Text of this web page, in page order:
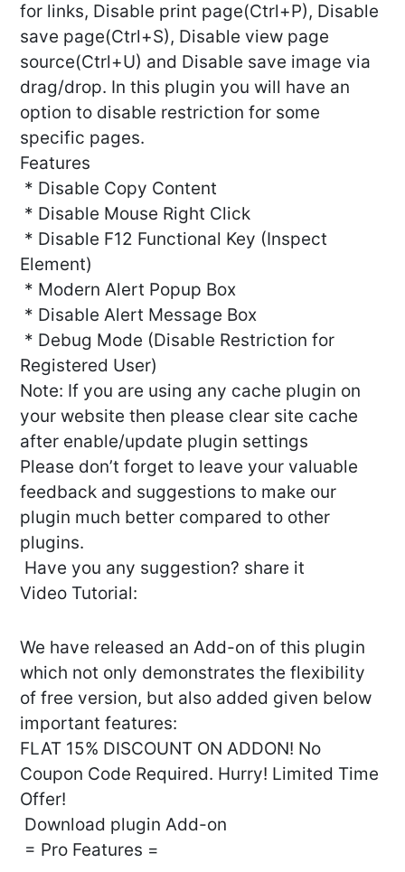
for links, Disable print page(Ctrl+P), Disable
save page(Ctrl+S), Disable view page
source(Ctrl+U) and Disable save image via
drag/drop. In this plugin you will have an
option to disable restriction for some
specific pages.
Features
* Disable Copy Content
* Disable Mouse Right Click
* Disable F12 Functional Key (Inspect
Element)
* Modern Alert Popup Box
* Disable Alert Message Box
* Debug Mode (Disable Restriction for
Registered User)
Note: If you are using any cache plugin on
your website then please clear site cache
after enable/update plugin settings
Please don’t forget to leave your valuable
feedback and suggestions to make our
plugin much better compared to other
plugins.
Have you any suggestion? share it
Video Tutorial:
We have released an Add-on of this plugin
which not only demonstrates the flexibility
of free version, but also added given below
important features:
FLAT 15% DISCOUNT ON ADDON! No
Coupon Code Required. Hurry! Limited Time
Offer!
Download plugin Add-on
= Pro Features =